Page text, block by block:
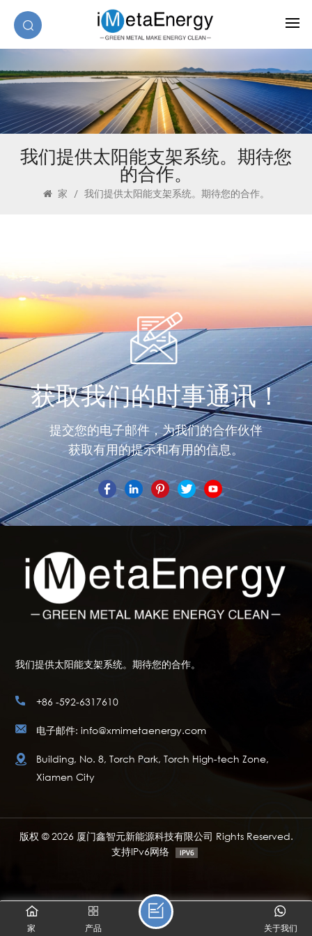
我们提供太阳能支架系统。期待您
的合作。
家 / 我们提供太阳能支架系统。期待您的合作。
获取我们的时事通讯！
提交您的电子邮件，为我们的合作伙伴
获取有用的提示和有用的信息。
我们提供太阳能支架系统。期待您的合作。
+86 -592-6317610
电子邮件: info@xmimetaenergy.com
Building, No. 8, Torch Park, Torch High-tech Zone,
Xiamen City
版权 © 2026 厦门鑫智元新能源科技有限公司 Rights Reserved.
支持IPv6网络
家 产品 关于我们